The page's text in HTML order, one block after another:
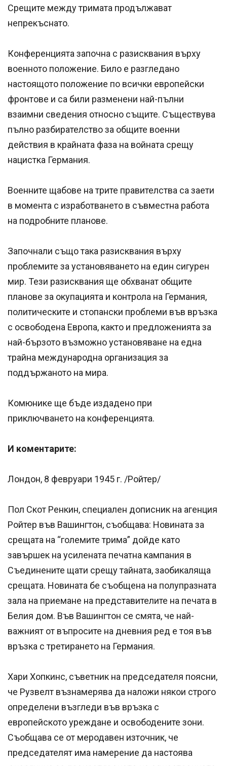
Срещите между тримата продължават
непрекъснато.
Конференцията започна с разисквания върху
военното положение. Било е разгледано
настоящото положение по всички европейски
фронтове и са били разменени най-пълни
взаимни сведения относно същите. Съществува
пълно разбирателство за общите военни
действия в крайната фаза на войната срещу
нацистка Германия.
Военните щабове на трите правителства са заети
в момента с изработването в съвместна работа
на подробните планове.
Започнали също така разисквания върху
проблемите за установяването на един сигурен
мир. Тези разисквания ще обхванат общите
планове за окупацията и контрола на Германия,
политическите и стопански проблеми във връзка
с освободена Европа, както и предложенията за
най-бързото възможно установяване на една
трайна международна организация за
поддържаното на мира.
Комюнике ще бъде издадено при
приключването на конференцията.
И коментарите:
Лондон, 8 февруари 1945 г. /Ройтер/
Пол Скот Ренкин, специален дописник на агенция
Ройтер във Вашингтон, съобщава: Новината за
срещата на “големите трима” дойде като
завършек на усилената печатна кампания в
Съединените щати срещу тайната, заобикаляща
срещата. Новината бе съобщена на полупразната
зала на приемане на представителите на печата в
Белия дом. Във Вашингтон се смята, че най-
важният от въпросите на дневния ред е тоя във
връзка с третирането на Германия.
Хари Хопкинс, съветник на председателя поясни,
че Рузвелт възнамерява да наложи някои строго
определени възгледи във връзка с
европейското уреждане и освободените зони.
Съобщава се от меродавен източник, че
председателят има намерение да настоява